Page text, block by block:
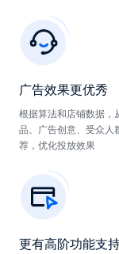
广告效果更优秀
根据算法和店铺数据，
品、广告创意、受众人
荐，优化投放效果
更有高阶功能支